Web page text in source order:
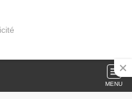
MENU